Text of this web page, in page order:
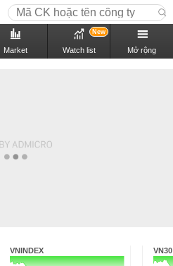
Market Watch list
New
Mở rộng
VNINDEX VN30